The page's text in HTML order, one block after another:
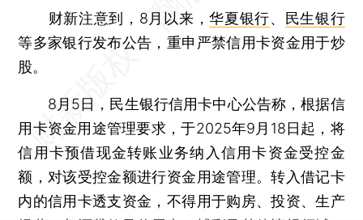
财新注意到，8月以来，华夏银行、
民生银行
等多家银行发布公告，重申严禁信用卡资金用于炒
股。
8月5日，民生银行信用卡中心公告称，根据信
用卡资金用途管理要求，于2025年9月18日起，将
信用卡预借现金转账业务纳入信用卡资金受控金
额，对该受控金额进行资金用途管理。转入借记卡
内的信用卡透支资金，不得用于购房、投资、生产